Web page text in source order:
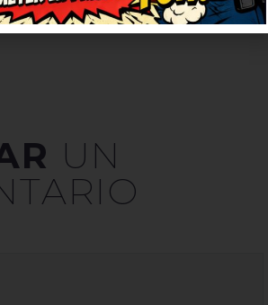
UN